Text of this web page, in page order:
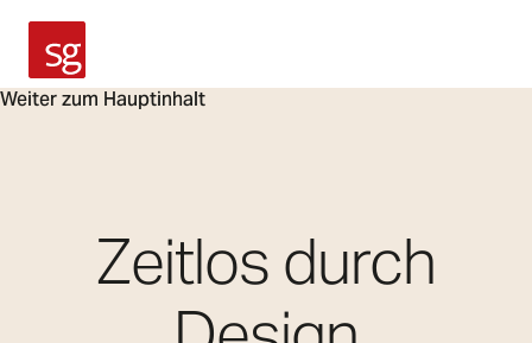
Weiter zum Hauptinhalt
SG Armaturen
Zeitlos durch